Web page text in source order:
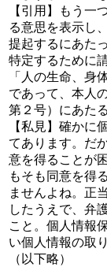
【引用】もう一
る意思を表示し
提起するにあた
特定するために
「人の生命、身
であって、本人
第２号）にあた
【私見】確かに
てあります。だ
意を得ることが
もそも同意を得
ませんよね。正
したうえで、弁
こと。個人情報
い個人情報の取
（以下略）